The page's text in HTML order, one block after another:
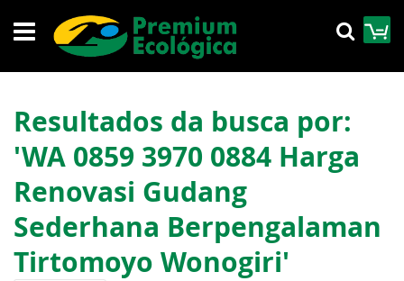
para
o
Resultados da busca por:
'WA 0859 3970 0884 Harga
Renovasi Gudang
Sederhana Berpengalaman
Tirtomoyo Wonogiri'